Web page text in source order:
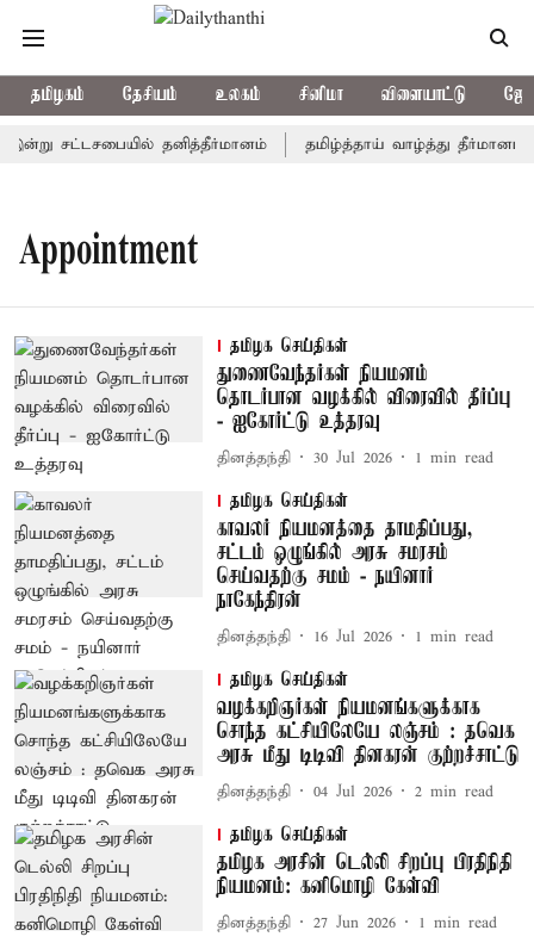
தமிழகம் தேசியம் உலகம் சினிமா விளையாட்டு
இன்று சட்டசபையில் தனித்தீர்மானம் தமிழ்த்தாய் வாழ்த்து தீர்மானம்
Appointment
தமிழக செய்திகள்
துணைவேந்தர்கள் நியமனம்
தொடர்பான வழக்கில் விரைவில் தீர்ப்பு
- ஐகோர்ட்டு உத்தரவு
தினத்தந்தி 30 Jul 2026 1 min read
தமிழக செய்திகள்
காவலர் நியமனத்தை தாமதிப்பது,
சட்டம் ஒழுங்கில் அரசு சமரசம்
செய்வதற்கு சமம் - நயினார்
நாகேந்திரன்
தினத்தந்தி 16 Jul 2026 1 min read
தமிழக செய்திகள்
வழக்கறிஞர்கள் நியமனங்களுக்காக
சொந்த கட்சியிலேயே லஞ்சம் : தவெக
அரசு மீது டிடிவி தினகரன் குற்றச்சாட்டு
தினத்தந்தி 04 Jul 2026 2 min read
தமிழக செய்திகள்
தமிழக அரசின் டெல்லி சிறப்பு பிரதிநிதி
நியமனம்: கனிமொழி கேள்வி
தினத்தந்தி 27 Jun 2026 1 min read